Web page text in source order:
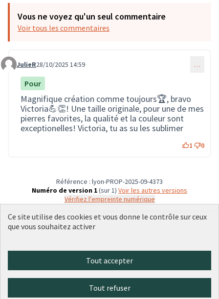
Vous ne voyez qu'un seul commentaire
Voir tous les commentaires
Commentaire 4003
JulieR28/10/2025 14:59 …
Pour
Magnifique création comme toujours🏆, bravo
Victoria💪👏! Une taille originale, pour une de mes
pierres favorites, la qualité et la couleur sont
exceptionelles! Victoria, tu as su les sublimer
1 0
Référence : lyon-PROP-2025-09-4373
Numéro de version 1(sur 1)
voir les autres versions
Vérifiez l'empreinte numérique
(Lien externe)
(Lien externe)
(Lien externe)
(Lien externe)
(Lien externe)
Ce site utilise des cookies et vous donne le contrôle sur ceux
que vous souhaitez activer
Tout accepter
Tout refuser